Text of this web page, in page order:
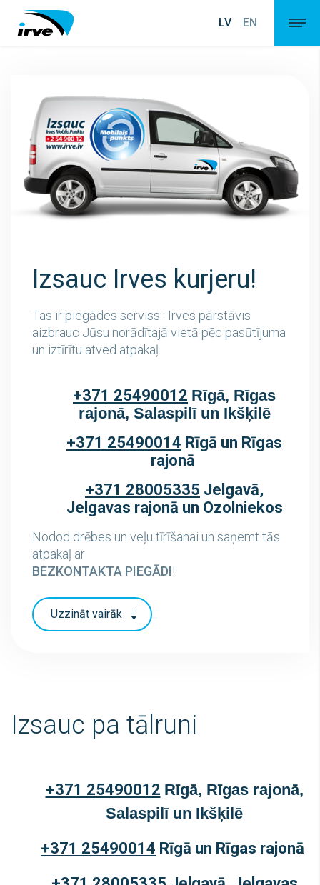
LV EN
Izsauc Irves kurjeru!
Tas ir piegādes serviss : Irves pārstāvis
aizbrauc Jūsu norādītajā vietā pēc pasūtījuma
un iztīrītu atved atpakaļ.
+371 25490012 Rīgā, Rīgas
rajonā, Salaspilī un Ikšķilē
+371 25490014 Rīgā un Rīgas
rajonā
+371 28005335 Jelgavā,
Jelgavas rajonā un Ozolniekos
Nodod drēbes un veļu tīrīšanai un saņemt tās
atpakaļ ar
BEZKONTAKTA PIEGĀDI!
Uzzināt vairāk
Izsauc pa tālruni
+371 25490012 Rīgā, Rīgas rajonā,
Salaspilī un Ikšķilē
+371 25490014 Rīgā un Rīgas rajonā